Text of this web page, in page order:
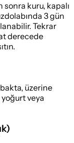
kuru, kapalı
3 gün
Tekrar
derecede
üzerine
veya